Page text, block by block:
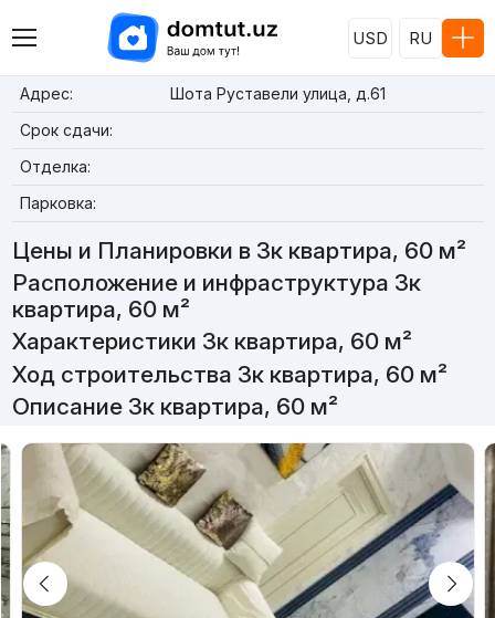
USD RU
Адрес:
Шота Руставели улица, д.61
Срок сдачи:
Отделка:
Парковка:
Цены и Планировки в 3к квартира, 60 м²
Расположение и инфраструктура 3к
квартира, 60 м²
Характеристики 3к квартира, 60 м²
Ход строительства 3к квартира, 60 м²
Описание 3к квартира, 60 м²